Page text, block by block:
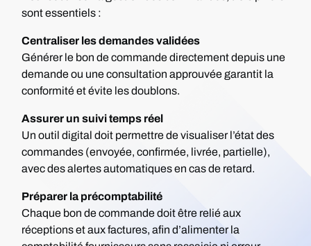
sont essentiels :
Centraliser les demandes validées
Générer le bon de commande directement depuis une
demande ou une consultation approuvée garantit la
conformité et évite les doublons.
Assurer un suivi temps réel
Un outil digital doit permettre de visualiser l’état des
commandes (envoyée, confirmée, livrée, partielle),
avec des alertes automatiques en cas de retard.
Préparer la précomptabilité
Chaque bon de commande doit être relié aux
réceptions et aux factures, afin d’alimenter la